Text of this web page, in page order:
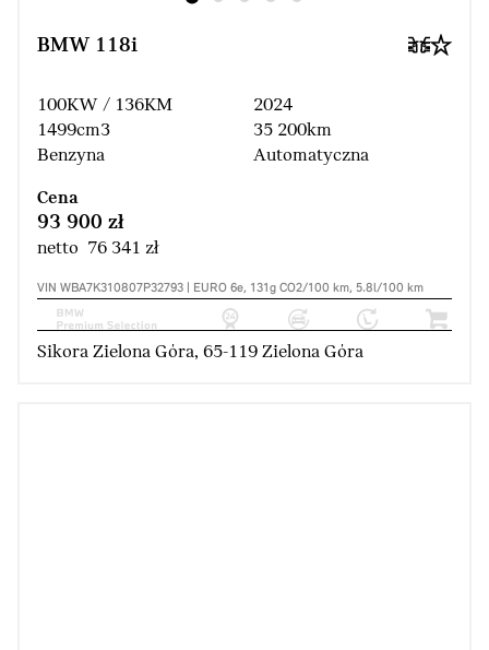
BMW 118i
100KW / 136KM
1499cm3
Benzyna
2024
35 200km
Automatyczna
Cena
93 900 zł
netto 76 341 zł
VIN WBA7K310807P32793 | EURO 6e, 131g CO2/100 km, 5.8l/100 km
Sikora Zielona Góra, 65-119 Zielona Góra